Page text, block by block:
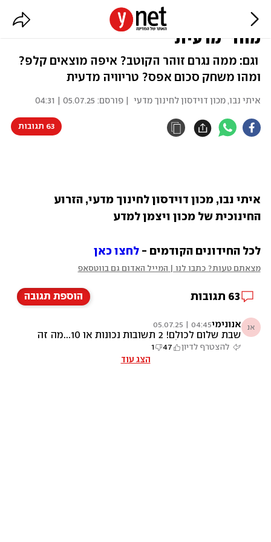
איפה נמצאת האפרכסת? "שטיפת
מוח" מדעית
וגם: ממה נגרם זוהר הקוטב? איפה מוצאים קלפ?
ומהו משחק סכום אפס? טריוויה מדעית
איתי נבו, מכון דוידסון לחינוך מדעי | פורסם: 05.07.25 | 04:31
63 תגובות
החינוכית של מכון ויצמן למדע
לכל החידונים הקודמים - לחצו כאן
מצאתם טעות? כתבו לנו | המייל האדום גם בווטסאפ
הוספת תגובה 63 תגובות
אנ אנונימי04:45 | 05.07.25
שבת שלום לכולם! 2 תשובות נכונות או 10...מה זה
משנה.כיף כרגיל.בשורות טובות ושהחטופים יחזרו
במהרה.
להצטרף לדיון 47
1
הצג עוד